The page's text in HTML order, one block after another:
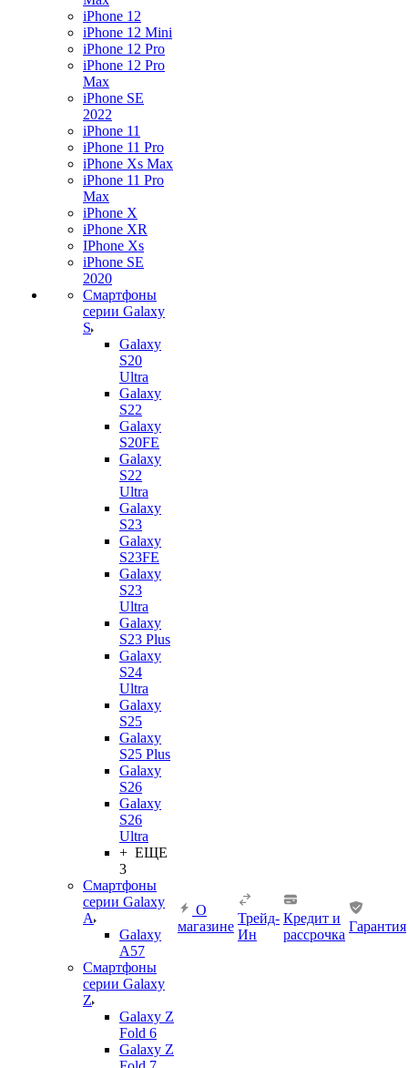
iPhone 12
iPhone 12 Mini
iPhone 12 Pro
iPhone 12 Pro
Max
iPhone SE
2022
iPhone 11
iPhone 11 Pro
iPhone Xs Max
iPhone 11 Pro
Max
iPhone X
iPhone XR
IPhone Xs
iPhone SE
2020
Смартфоны
серии Galaxy
S
Galaxy
S20
Ultra
Galaxy
S22
Galaxy
S20FE
Galaxy
S22
Ultra
Galaxy
S23
Galaxy
S23FE
Galaxy
S23
Ultra
Galaxy
S23 Plus
Galaxy
S24
Ultra
Galaxy
S25
Galaxy
S25 Plus
Galaxy
S26
Galaxy
S26
Ultra
+ ЕЩЕ
3
Смартфоны
серии Galaxy
A
Galaxy
A57
Смартфоны
серии Galaxy
Z
Galaxy Z
Fold 6
Galaxy Z
О
магазине
Трейд-
Ин
Кредит и
рассрочка
Гарантия